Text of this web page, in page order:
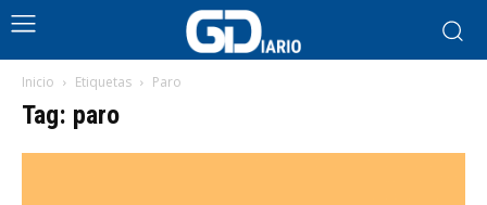
Inicio Etiquetas Paro
Tag: paro